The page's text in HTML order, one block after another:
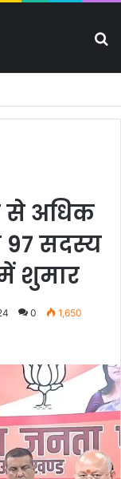
से अधिक
97 सदस्य
शुमार
0 1,650